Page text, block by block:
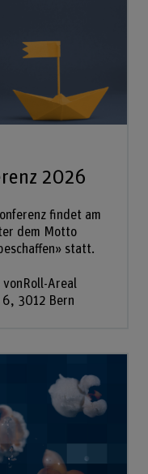
2026
findet am
dem Motto
statt.
Areal
3012 Bern